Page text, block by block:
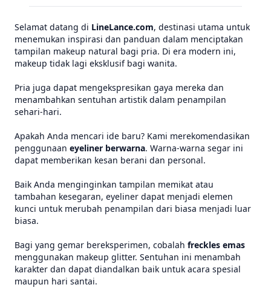
Selamat datang di LineLance.com, destinasi utama untuk
menemukan inspirasi dan panduan dalam menciptakan
tampilan makeup natural bagi pria. Di era modern ini,
makeup tidak lagi eksklusif bagi wanita.
Pria juga dapat mengekspresikan gaya mereka dan
menambahkan sentuhan artistik dalam penampilan
sehari-hari.
Apakah Anda mencari ide baru? Kami merekomendasikan
penggunaan eyeliner berwarna. Warna-warna segar ini
dapat memberikan kesan berani dan personal.
Baik Anda menginginkan tampilan memikat atau
tambahan kesegaran, eyeliner dapat menjadi elemen
kunci untuk merubah penampilan dari biasa menjadi luar
biasa.
Bagi yang gemar bereksperimen, cobalah freckles emas
menggunakan makeup glitter. Sentuhan ini menambah
karakter dan dapat diandalkan baik untuk acara spesial
maupun hari santai.